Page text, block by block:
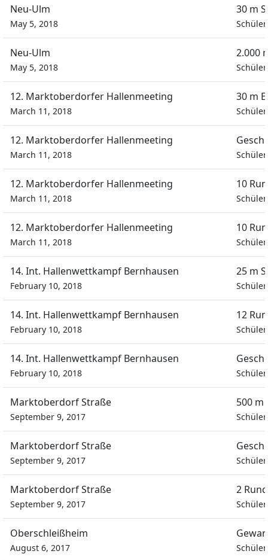
Neu-Ulm
May 5, 2018
30 m
Neu-Ulm
May 5, 2018
2.000
12. Marktoberdorfer Hallenmeeting
March 11, 2018
30 m
12. Marktoberdorfer Hallenmeeting
March 11, 2018
12. Marktoberdorfer Hallenmeeting
March 11, 2018
10
12. Marktoberdorfer Hallenmeeting
March 11, 2018
10
14. Int. Hallenwettkampf Bernhausen
February 10, 2018
25 m
14. Int. Hallenwettkampf Bernhausen
February 10, 2018
12
14. Int. Hallenwettkampf Bernhausen
February 10, 2018
Marktoberdorf Straße
September 9, 2017
500 m
Marktoberdorf Straße
September 9, 2017
Marktoberdorf Straße
September 9, 2017
2
Oberschleißheim
August 6, 2017